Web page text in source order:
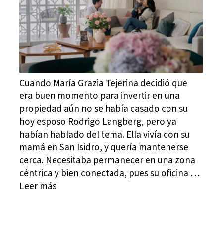
Cuando María Grazia Tejerina decidió que
era buen momento para invertir en una
propiedad aún no se había casado con su
hoy esposo Rodrigo Langberg, pero ya
habían hablado del tema. Ella vivía con su
mamá en San Isidro, y quería mantenerse
cerca. Necesitaba permanecer en una zona
céntrica y bien conectada, pues su oficina …
Leer más